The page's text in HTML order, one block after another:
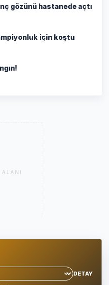
gözünü hastanede açtı
için koştu
ALANI
DETAY